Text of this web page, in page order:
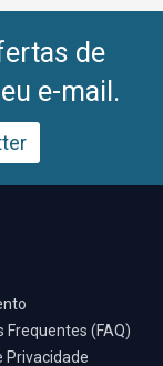
de
e-mail.
Frequentes (FAQ)
Privacidade